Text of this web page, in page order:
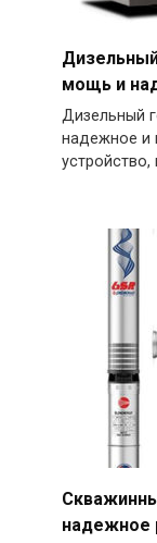
мощь и
Дизельный
надежное и
надежное